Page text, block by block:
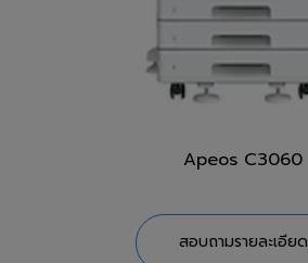
Apeos C3060
สอบถามรายละเอียด